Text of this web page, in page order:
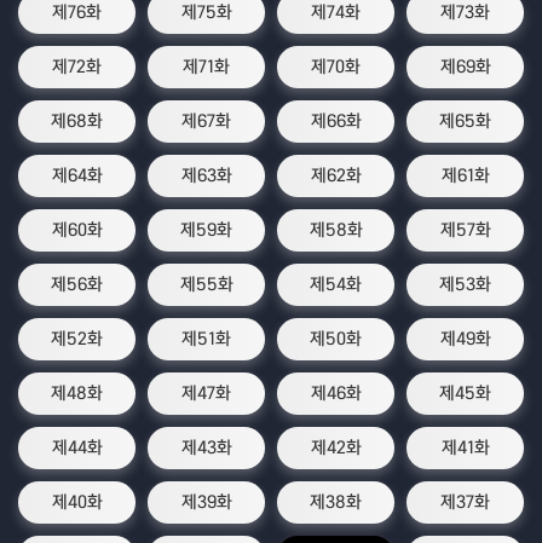
제76화 제75화 제74화 제73화
제72화 제71화 제70화 제69화
제68화 제67화 제66화 제65화
제64화 제63화 제62화 제61화
제60화 제59화 제58화 제57화
제56화 제55화 제54화 제53화
제52화 제51화 제50화 제49화
제48화 제47화 제46화 제45화
제44화 제43화 제42화 제41화
제40화 제39화 제38화 제37화